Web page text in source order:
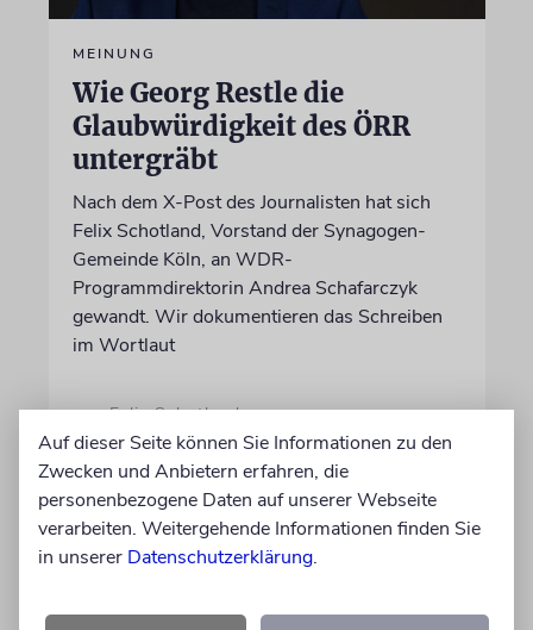
MEINUNG
Wie Georg Restle die
Glaubwürdigkeit des ÖRR
untergräbt
Nach dem X-Post des Journalisten hat sich
Felix Schotland, Vorstand der Synagogen-
Gemeinde Köln, an WDR-
Programmdirektorin Andrea Schafarczyk
gewandt. Wir dokumentieren das Schreiben
im Wortlaut
von Felix Schotland
07.08.2026
Auf dieser Seite können Sie Informationen zu den
Zwecken und Anbietern erfahren, die
personenbezogene Daten auf unserer Webseite
verarbeiten. Weitergehende Informationen finden Sie
in unserer Datenschutzerklärung.